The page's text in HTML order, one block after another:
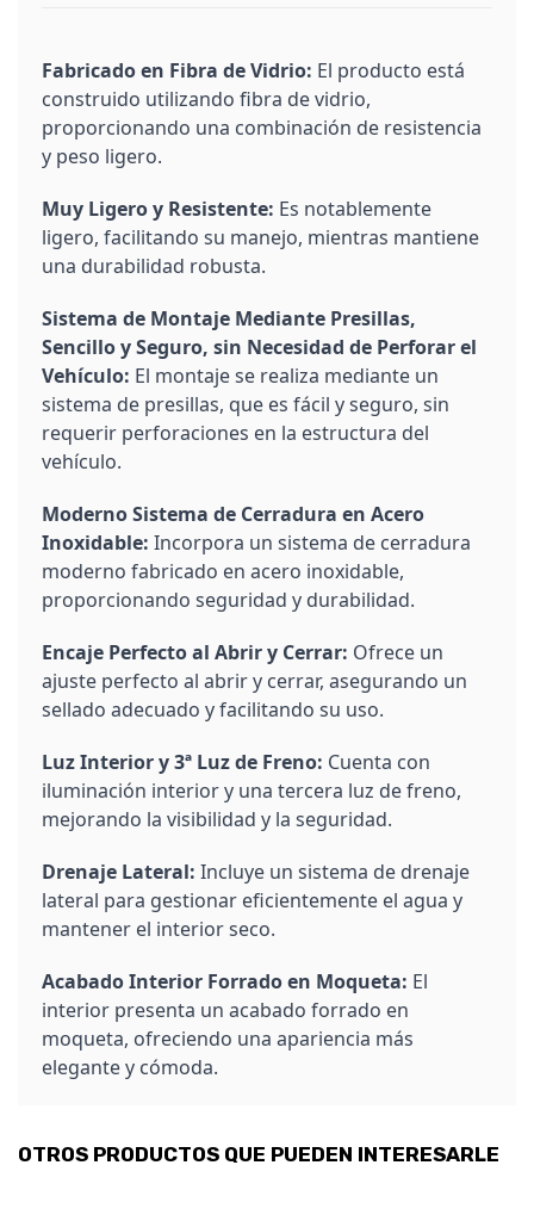
Fabricado en Fibra de Vidrio: El producto está
construido utilizando fibra de vidrio,
proporcionando una combinación de resistencia
y peso ligero.
Muy Ligero y Resistente: Es notablemente
ligero, facilitando su manejo, mientras mantiene
una durabilidad robusta.
Sistema de Montaje Mediante Presillas,
Sencillo y Seguro, sin Necesidad de Perforar el
Vehículo: El montaje se realiza mediante un
sistema de presillas, que es fácil y seguro, sin
requerir perforaciones en la estructura del
vehículo.
Moderno Sistema de Cerradura en Acero
Inoxidable: Incorpora un sistema de cerradura
moderno fabricado en acero inoxidable,
proporcionando seguridad y durabilidad.
Encaje Perfecto al Abrir y Cerrar: Ofrece un
ajuste perfecto al abrir y cerrar, asegurando un
sellado adecuado y facilitando su uso.
Luz Interior y 3ª Luz de Freno: Cuenta con
iluminación interior y una tercera luz de freno,
mejorando la visibilidad y la seguridad.
Drenaje Lateral: Incluye un sistema de drenaje
lateral para gestionar eficientemente el agua y
mantener el interior seco.
Acabado Interior Forrado en Moqueta: El
interior presenta un acabado forrado en
moqueta, ofreciendo una apariencia más
elegante y cómoda.
OTROS PRODUCTOS QUE PUEDEN INTERESARLE